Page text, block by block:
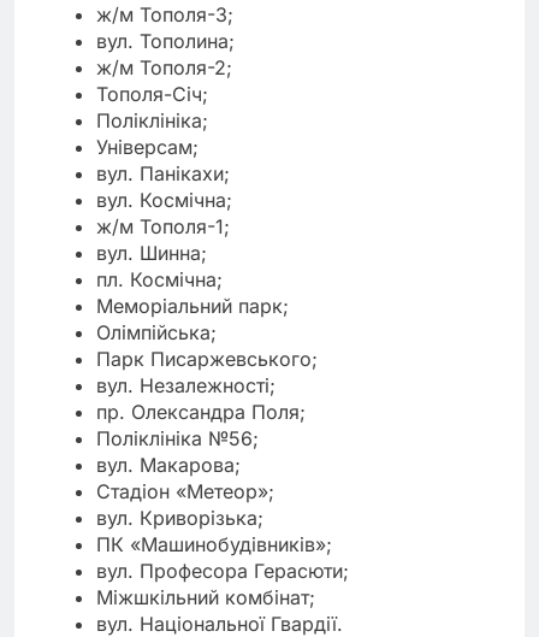
ж/м Тополя-3;
вул. Тополина;
ж/м Тополя-2;
Тополя-Січ;
Поліклініка;
Універсам;
вул. Панікахи;
вул. Космічна;
ж/м Тополя-1;
вул. Шинна;
пл. Космічна;
Меморіальний парк;
Олімпійська;
Парк Писаржевського;
вул. Незалежності;
пр. Олександра Поля;
Поліклініка №56;
вул. Макарова;
Стадіон «Метеор»;
вул. Криворізька;
ПК «Машинобудівників»;
вул. Професора Герасюти;
Міжшкільний комбінат;
вул. Національної Гвардії.